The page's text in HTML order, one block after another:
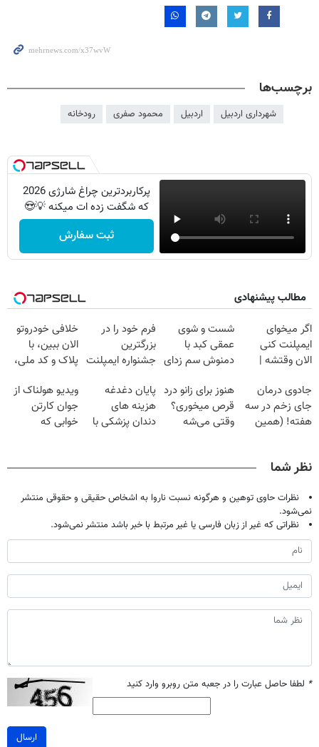
برچسب‌ها
شهرداری اردبیل اردبیل محمود صفری رودخانه
پرکاربردترین چراغ شارژی 2026
که شگفت زده ات میکنه 💡😍
ثبت سفارش
مطالب پیشنهادی
اگر میخوای
ایمپلنت کنی
الان وقتشه |
میلیون تومان!!!
شست و شوی
عمقی کبد با
دمنوش سم زدای
فرم خود را در
بزرگترین
جشنواره ایمپلنت
فقط ۲۵ میلیون
خلافی خودروتو
الان ببین، با
پلاک و کد ملی،
مراجعه حضوری
جادوی درمان
جای زخم در سه
هفته! (همین
هنوز برای زانو درد
قرص میخوری؟
وقتی می‌شه
پایان دغدغه
هزینه های
دندان پزشکی با
ویدیو هولناک از
جوان کارتن
خوابی که
نظر شما
نظرات حاوی توهین و هرگونه نسبت ناروا به اشخاص حقیقی و حقوقی منتشر
نمی‌شود.
نظراتی که غیر از زبان فارسی یا غیر مرتبط با خبر باشد منتشر نمی‌شود.
* لطفا حاصل عبارت را در جعبه متن روبرو وارد کنید
ارسال